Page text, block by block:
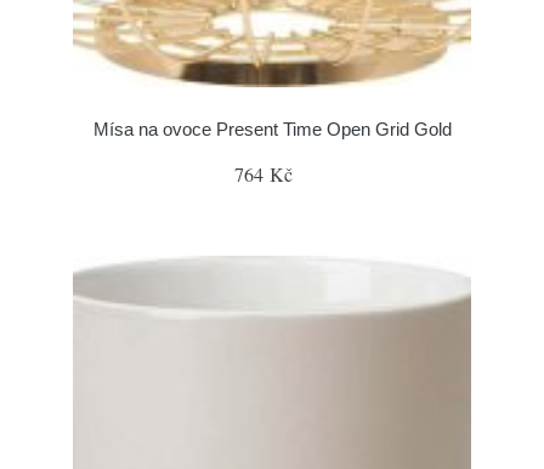
Mísa na ovoce Present Time Open Grid Gold
764 Kč